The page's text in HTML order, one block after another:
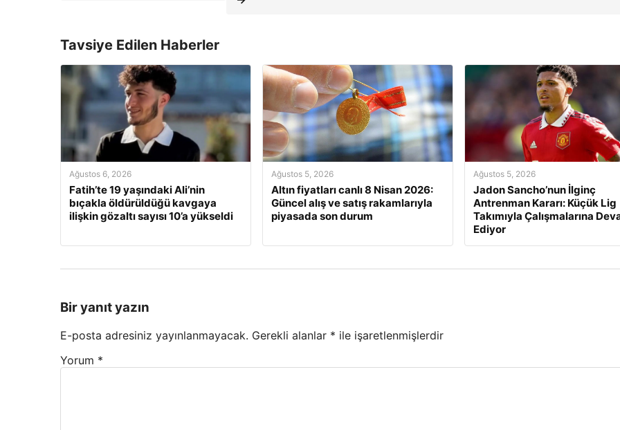
Tavsiye Edilen Haberler
Ağustos 6, 2026
Fatih’te 19 yaşındaki Ali’nin
bıçakla öldürüldüğü kavgaya
ilişkin gözaltı sayısı 10’a yükseldi
Ağustos 5, 2026
Altın fiyatları canlı 8 Nisan 2026:
Güncel alış ve satış rakamlarıyla
piyasada son durum
Ağustos 5, 2026
Jadon Sancho’nun İlginç
Antrenman Kararı: Küçük Lig
Takımıyla Çalışmalarına
Ediyor
Bir yanıt yazın
E-posta adresiniz yayınlanmayacak. Gerekli alanlar * ile işaretlenmişlerdir
Yorum *